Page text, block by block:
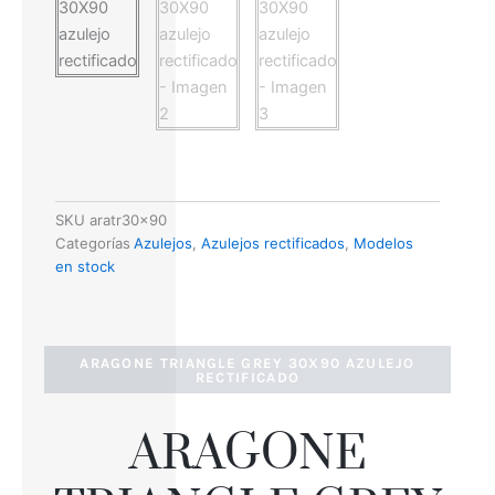
SKU aratr30x90
Categorías Azulejos, Azulejos rectificados, Modelos
en stock
ARAGONE TRIANGLE GREY 30X90 AZULEJO
RECTIFICADO
ARAGONE